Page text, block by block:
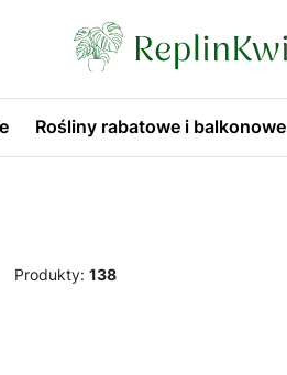
Rośliny rabatowe i balkonowe
Produkty: 138